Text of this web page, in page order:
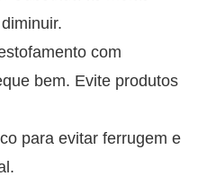
com
bem. Evite produtos
para evitar ferrugem e